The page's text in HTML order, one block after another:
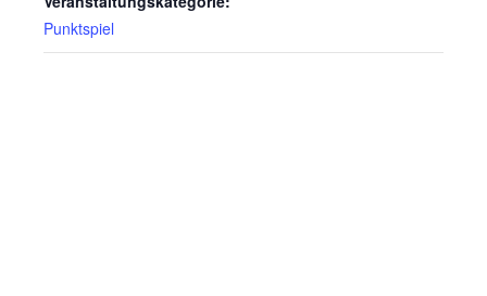
Punktspiel